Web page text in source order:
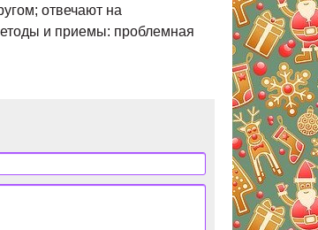
отвечают на
и приемы: проблемная